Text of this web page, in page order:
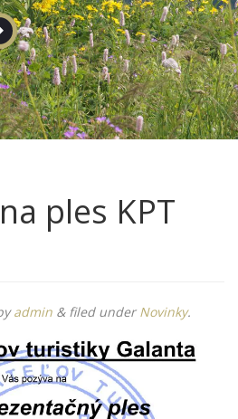
ples KPT
admin &filed under Novinky.